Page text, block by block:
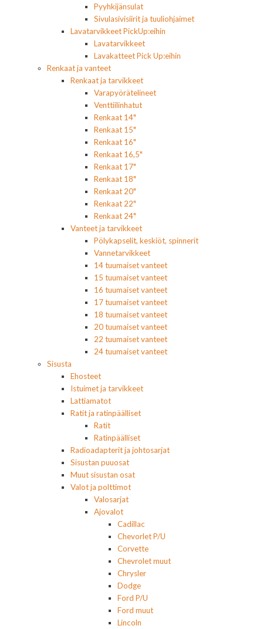
Pyyhkijänsulat
Sivulasivisiirit ja tuuliohjaimet
Lavatarvikkeet PickUp:eihin
Lavatarvikkeet
Lavakatteet Pick Up:eihin
Renkaat ja vanteet
Renkaat ja tarvikkeet
Varapyörätelineet
Venttiilinhatut
Renkaat 14"
Renkaat 15"
Renkaat 16"
Renkaat 16,5"
Renkaat 17"
Renkaat 18"
Renkaat 20"
Renkaat 22"
Renkaat 24"
Vanteet ja tarvikkeet
Pölykapselit, keskiöt, spinnerit
Vannetarvikkeet
14 tuumaiset vanteet
15 tuumaiset vanteet
16 tuumaiset vanteet
17 tuumaiset vanteet
18 tuumaiset vanteet
20 tuumaiset vanteet
22 tuumaiset vanteet
24 tuumaiset vanteet
Sisusta
Ehosteet
Istuimet ja tarvikkeet
Lattiamatot
Ratit ja ratinpäälliset
Ratit
Ratinpäälliset
Radioadapterit ja johtosarjat
Sisustan puuosat
Muut sisustan osat
Valot ja polttimot
Valosarjat
Ajovalot
Cadillac
Chevorlet P/U
Corvette
Chevrolet muut
Chrysler
Dodge
Ford P/U
Ford muut
Lincoln